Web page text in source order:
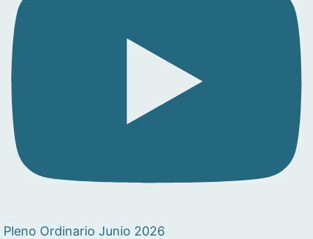
Pleno Ordinario Junio 2026